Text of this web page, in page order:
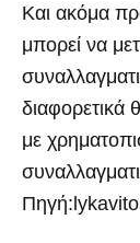
Και ακόμα
μπορεί να
διαφορετικά
με